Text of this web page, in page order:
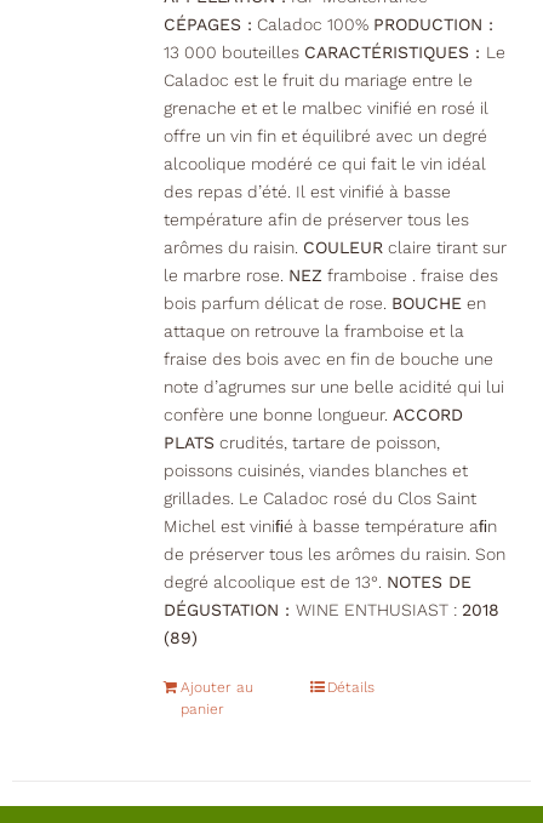
CÉPAGES : Caladoc 100% PRODUCTION :
13 000 bouteilles CARACTÉRISTIQUES : Le
Caladoc est le fruit du mariage entre le
grenache et et le malbec vinifié en rosé il
offre un vin fin et équilibré avec un degré
alcoolique modéré ce qui fait le vin idéal
des repas d’été. Il est vinifié à basse
température afin de préserver tous les
arômes du raisin. COULEUR claire tirant sur
le marbre rose. NEZ framboise . fraise des
bois parfum délicat de rose. BOUCHE en
attaque on retrouve la framboise et la
fraise des bois avec en fin de bouche une
note d’agrumes sur une belle acidité qui lui
confère une bonne longueur. ACCORD
PLATS crudités, tartare de poisson,
poissons cuisinés, viandes blanches et
grillades. Le Caladoc rosé du Clos Saint
Michel est viniﬁé à basse température aﬁn
de préserver tous les arômes du raisin. Son
degré alcoolique est de 13°. NOTES DE
DÉGUSTATION : WINE ENTHUSIAST : 2018
(89)
Ajouter au
panier
Détails